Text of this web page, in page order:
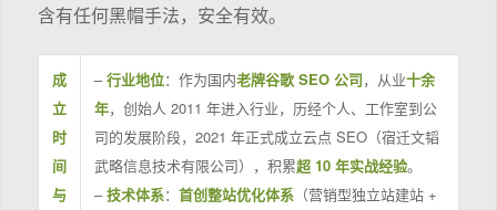
含有任何黑帽手法，安全有效。
成
立
时
间
与
–行业地位：作为国内老牌谷歌 SEO 公司，从业十余
年，创始人 2011 年进入行业，历经个人、工作室到公
司的发展阶段，2021 年正式成立云点 SEO（宿迁文韬
武略信息技术有限公司），积累超 10 年实战经验。
–技术体系： 首创整站优化体系（营销型独立站建站 +